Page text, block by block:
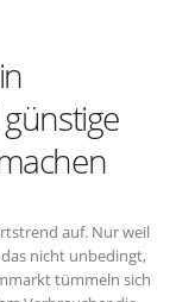
auf. Nur weil
nicht unbedingt,
tümmeln sich